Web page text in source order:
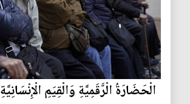
الْحَضَارَةُ الْرَّقَمِيَّةِ وَالْقِيَمِ الْإِنْسَانِيَّةِ